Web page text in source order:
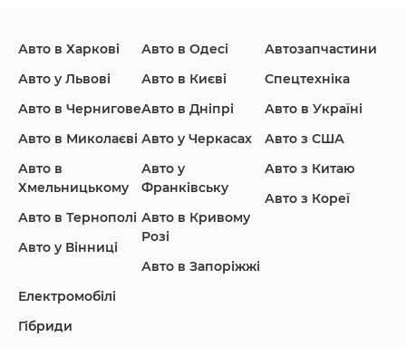
Honda Hyundai
Infiniti Jaguar Jeep
Land Rover
Авто в Харкові
Авто у Львові
Авто в Чернигове
Авто в Миколаєві
Авто в
Хмельницькому
Авто в Тернополі
Авто у Вінниці
Авто в Одесі
Авто в Києві
Авто в Дніпрі
Авто у Черкасах
Авто у
Франківську
Авто в Кривому
Розі
Авто в Запоріжжі
Автозапчастини
Спецтехніка
Авто в Україні
Авто з США
Авто з Китаю
Авто з Кореї
Електромобілі
Гібриди